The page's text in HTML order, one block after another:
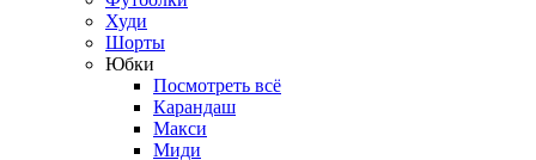
Худи
Шорты
Юбки
Посмотреть всё
Карандаш
Макси
Миди